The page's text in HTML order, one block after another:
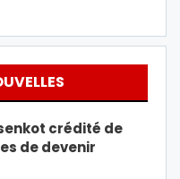
crédité de
de devenir